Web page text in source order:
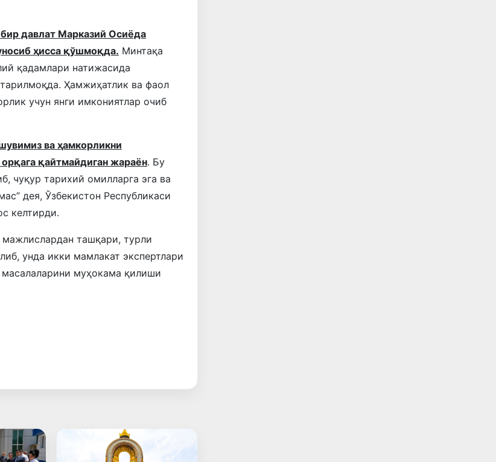
давлат Марказий Осиёда
ҳисса қўшмоқда. Минтақа
қадамлари натижасида
Ҳамжиҳатлик ва фаол
учун янги имкониятлар очиб
ва ҳамкорликни
қайтмайдиган жараён. Бу
чуқур тарихий омилларга эга ва
дея, Ўзбекистон Республикаси
келтирди.
ташқари, турли
унда икки мамлакат экспертлари
муҳокама қилиши